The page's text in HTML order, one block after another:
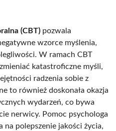
(CBT) pozwala
wzorce myślenia,
W ramach CBT
katastroficzne myśli,
radzenia sobie z
to również doskonała okazja
wydarzeń, co bywa
nerwicy. Pomoc psychologa
na polepszenie jakości życia,